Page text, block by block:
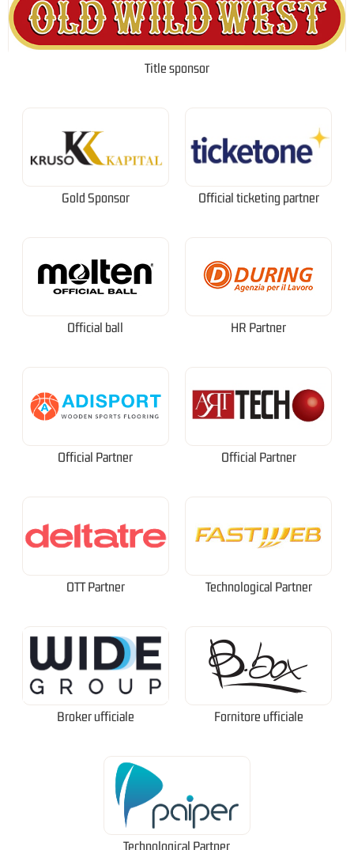
Title sponsor
Gold Sponsor Official ticketing partner
Official ball HR Partner
Official Partner Official Partner
OTT Partner Technological Partner
Broker ufficiale Fornitore ufficiale
Technological Partner